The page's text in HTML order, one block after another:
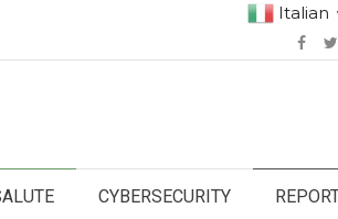
Italian
CYBERSECURITY